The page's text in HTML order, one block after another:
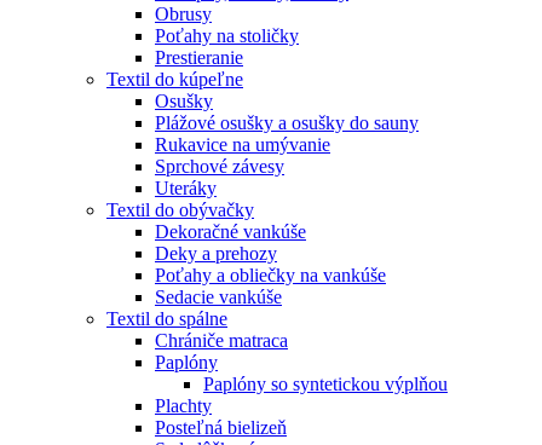
Obrusy
Poťahy na stoličky
Prestieranie
Textil do kúpeľne
Osušky
Plážové osušky a osušky do sauny
Rukavice na umývanie
Sprchové závesy
Uteráky
Textil do obývačky
Dekoračné vankúše
Deky a prehozy
Poťahy a obliečky na vankúše
Sedacie vankúše
Textil do spálne
Chrániče matraca
Paplóny
Paplóny so syntetickou výplňou
Plachty
Posteľná bielizeň